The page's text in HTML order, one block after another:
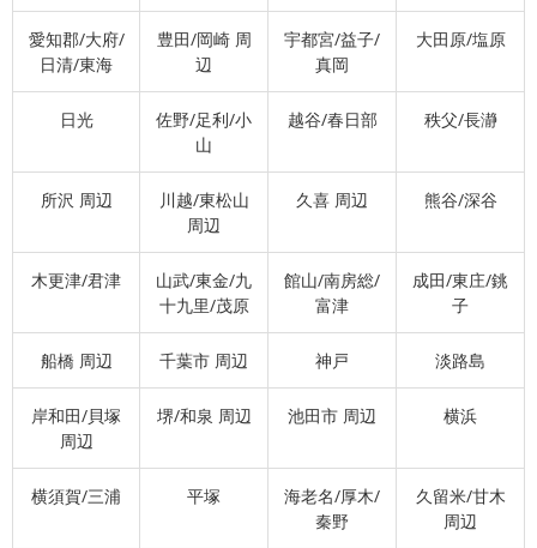
愛知郡/大府/
日清/東海
豊田/岡崎 周
辺
宇都宮/益子/
真岡
大田原/塩原
日光
佐野/足利/小
山
越谷/春日部 秩父/長瀞
所沢 周辺
川越/東松山
周辺
久喜 周辺 熊谷/深谷
木更津/君津
山武/東金/九
十九里/茂原
館山/南房総/
富津
成田/東庄/銚
子
船橋 周辺 千葉市 周辺 神戸 淡路島
岸和田/貝塚
周辺
堺/和泉 周辺 池田市 周辺 横浜
横須賀/三浦 平塚
海老名/厚木/
秦野
久留米/甘木
周辺